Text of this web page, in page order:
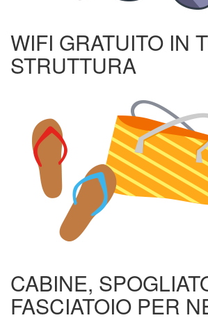
WIFI GRATUITO IN
STRUTTURA
CABINE,
FASCIATOIO PER